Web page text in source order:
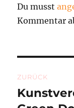
Du musst
Kommentar
ZURÜCK
Vorheriger